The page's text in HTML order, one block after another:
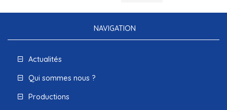
NAVIGATION
Actualités
Qui sommes nous ?
Productions